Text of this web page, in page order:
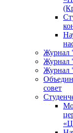
Журнал
Журнал
Журнал
совет